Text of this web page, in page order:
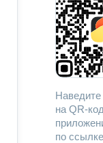
на QR-
по ссылке